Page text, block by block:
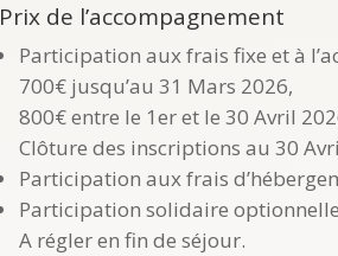
Prix de l’accompagnement
Participation aux frais fixe et à
700€ jusqu’au 31 Mars 2026,
800€ entre le 1er et le 30 Avril
Clôture des inscriptions au 30
Participation aux frais
Participation solidaire
A régler en fin de séjour.